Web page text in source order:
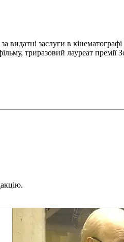
видатні заслуги в
триразовий лауреат